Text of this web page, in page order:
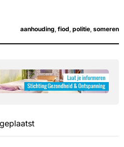
aanhouding fiod politie someren